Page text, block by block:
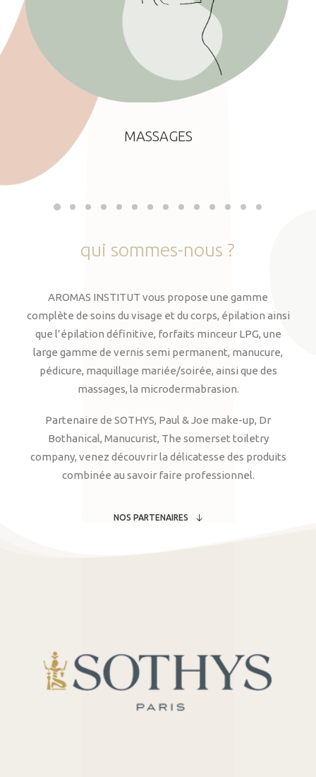
MASSAGES
qui sommes-nous ?
AROMAS INSTITUT vous propose une gamme
complète de soins du visage et du corps, épilation ainsi
que l’épilation définitive, forfaits minceur LPG, une
large gamme de vernis semi permanent, manucure,
pédicure, maquillage mariée/soirée, ainsi que des
massages, la microdermabrasion.
Partenaire de SOTHYS, Paul & Joe make-up, Dr
Bothanical, Manucurist, The somerset toiletry
company, venez découvrir la délicatesse des produits
combinée au savoir faire professionnel.
NOS PARTENAIRES